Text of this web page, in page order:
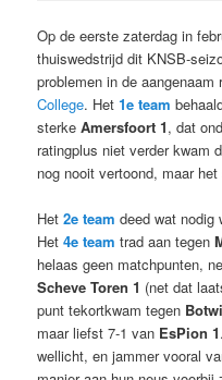
Op de eerste zaterdag in
thuiswedstrijd dit KNSB-
problemen in de
College. Het1e team
sterkeAmersfoort 1, dat
ratingplus niet verder kwam
nog nooit vertoond, maar
Het2e team deed wat
Het4e team trad aan tegen
helaas geen matchpunten,
Scheve Toren 1 (net dat
punt tekortkwam tegen
maar liefst 7-1 van EsPion 1
wellicht, en jammer vooral